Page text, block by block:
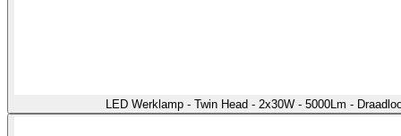
LED Werklamp - Twin Head - 2x30W - 5000Lm -